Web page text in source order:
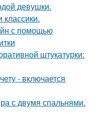
девушки.
классики.
с помощью
штукатурки:
- включается
с двумя спальнями.